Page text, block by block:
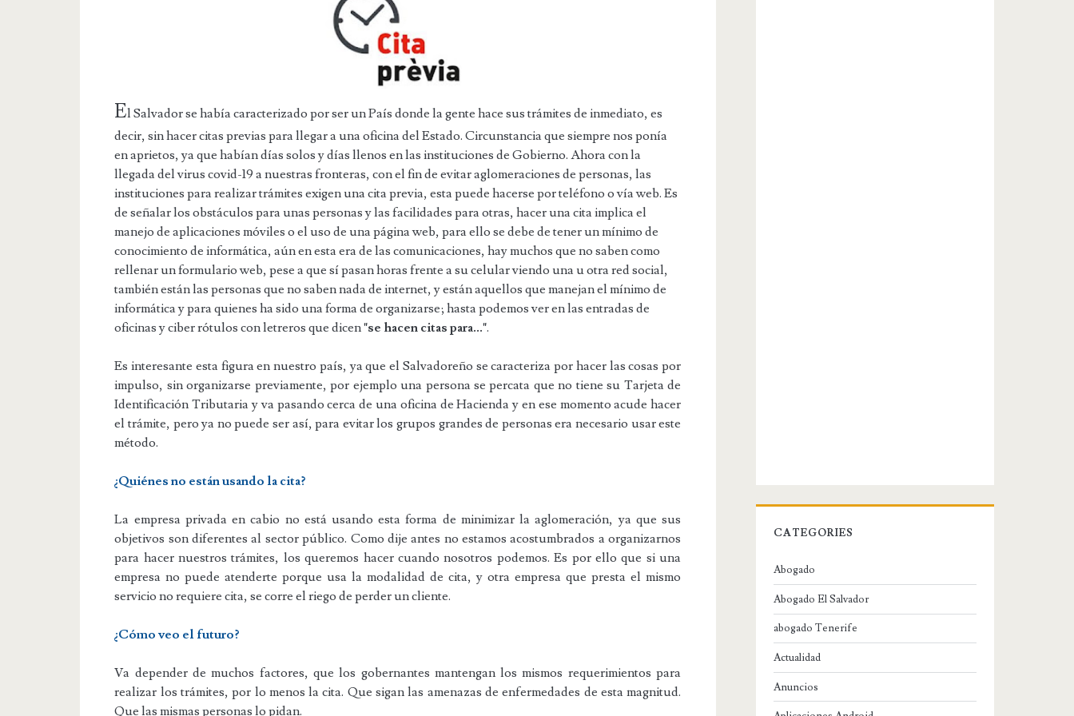
El Salvador se había caracterizado por ser un País donde la gente hace sus trámites de inmediato, es
decir, sin hacer citas previas para llegar a una oficina del Estado. Circunstancia que siempre nos ponía
en aprietos, ya que habían días solos y días llenos en las instituciones de Gobierno. Ahora con la
llegada del virus covid-19 a nuestras fronteras, con el fin de evitar aglomeraciones de personas, las
instituciones para realizar trámites exigen una cita previa, esta puede hacerse por teléfono o vía web. Es
de señalar los obstáculos para unas personas y las facilidades para otras, hacer una cita implica el
manejo de aplicaciones móviles o el uso de una página web, para ello se debe de tener un mínimo de
conocimiento de informática, aún en esta era de las comunicaciones, hay muchos que no saben como
rellenar un formulario web, pese a que sí pasan horas frente a su celular viendo una u otra red social,
también están las personas que no saben nada de internet, y están aquellos que manejan el mínimo de
informática y para quienes ha sido una forma de organizarse; hasta podemos ver en las entradas de
oficinas y ciber rótulos con letreros que dicen"se hacen citas para...".
Es interesante esta figura en nuestro país, ya que el Salvadoreño se caracteriza por hacer las cosas por
impulso, sin organizarse previamente, por ejemplo una persona se percata que no tiene su Tarjeta de
Identificación Tributaria y va pasando cerca de una oficina de Hacienda y en ese momento acude hacer
el trámite, pero ya no puede ser así, para evitar los grupos grandes de personas era necesario usar este
método.
¿Quiénes no están usando la cita?
La empresa privada en cabio no está usando esta forma de minimizar la aglomeración, ya que sus
objetivos son diferentes al sector público. Como dije antes no estamos acostumbrados a organizarnos
para hacer nuestros trámites, los queremos hacer cuando nosotros podemos. Es por ello que si una
empresa no puede atenderte porque usa la modalidad de cita, y otra empresa que presta el mismo
servicio no requiere cita, se corre el riego de perder un cliente.
¿Cómo veo el futuro?
Va depender de muchos factores, que los gobernantes mantengan los mismos requerimientos para
realizar los trámites, por lo menos la cita. Que sigan las amenazas de enfermedades de esta magnitud.
Que las mismas personas lo pidan.
CATEGORIES
Abogado
Abogado El Salvador
abogado Tenerife
Actualidad
Anuncios